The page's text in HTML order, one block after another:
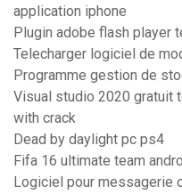
application iphone
Plugin adobe flash player
Telecharger logiciel de
Programme gestion de
Visual studio 2020 gratuit
with crack
Dead by daylight pc ps4
Fifa 16 ultimate team
Logiciel pour messagerie